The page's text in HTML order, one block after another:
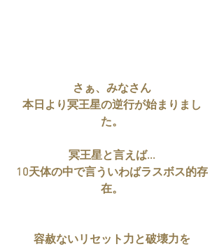
さぁ、みなさん
本日より冥王星の逆行が始まりまし
た。
冥王星と言えば...
10天体の中で言ういわばラスボス的存
在。
容赦ないリセット力と破壊力を